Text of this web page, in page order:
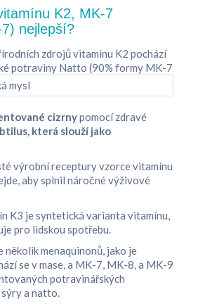
K2, MK-7
nejlepší?
zdrojů vitaminu K2 pochází
potraviny Natto (90% formy MK-7
cizrnypomocí zdravé
která slouží jako
výrobní receptury vzorce vitamínu
aby splnil náročné výživové
K3 je syntetická varianta vitamínu,
pro lidskou spotřebu.
několik menaquinonů, jako je
se v mase, a MK-7, MK-8, a MK-9
potravinářských
a natto.